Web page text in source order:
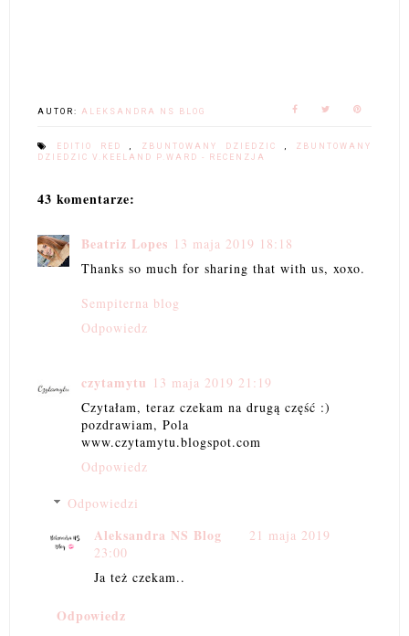
AUTOR: ALEKSANDRA NS BLOG
EDITIO RED ZBUNTOWANY DZIEDZIC
ZBUNTOWANY
DZIEDZIC V.KEELAND P.WARD - RECENZJA
43 komentarze:
Beatriz Lopes 13 maja 2019 18:18
Thanks so much for sharing that with us, xoxo.
Sempiterna blog
Odpowiedz
czytamytu 13 maja 2019 21:19
Czytałam, teraz czekam na drugą część :)
pozdrawiam, Pola
www.czytamytu.blogspot.com
Odpowiedz
Odpowiedzi
Aleksandra NS Blog
21 maja 2019
23:00
Ja też czekam..
Odpowiedz